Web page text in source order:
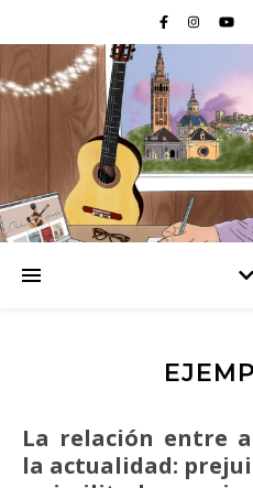
La relación entre ambas guitarras en
la actualidad: